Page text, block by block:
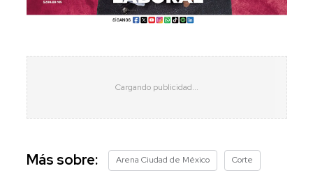
Más sobre: Arena Ciudad de México Corte